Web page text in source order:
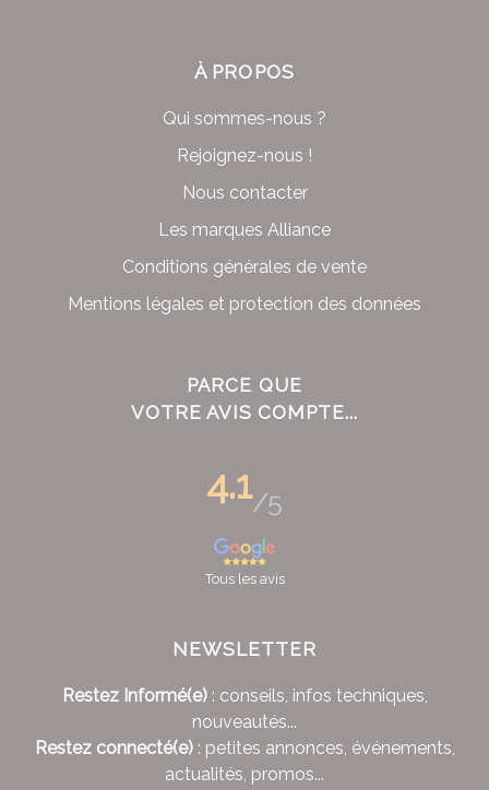
À PROPOS
Qui sommes-nous ?
Rejoignez-nous !
Nous contacter
Les marques Alliance
Conditions générales de vente
Mentions légales et protection des données
PARCE QUE
VOTRE AVIS COMPTE...
4.1/5
Tous les avis
NEWSLETTER
Restez Informé(e): conseils, infos techniques,
nouveautés...
Restez connecté(e): petites annonces, événements,
actualités, promos...